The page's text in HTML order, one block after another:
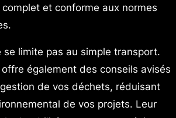
complet et conforme aux normes
se limite pas au simple transport.
offre également des conseils avisés
de vos déchets, réduisant
de vos projets. Leur